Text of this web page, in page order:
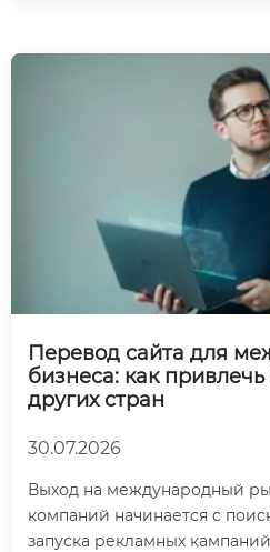
Перевод сайта для
бизнеса: как
других стран
30.07.2026
Выход на международный
компаний начинается с
запуска рекламных